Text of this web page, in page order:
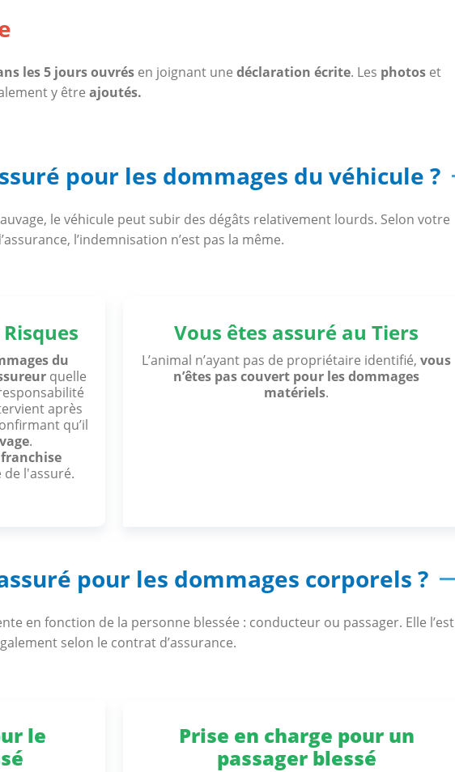
les 5 jours ouvrés en joignant une déclaration écrite. Les photos et
y être ajoutés.
pour les dommages du véhicule ?
le véhicule peut subir des dégâts relativement lourds. Selon votre
l’indemnisation n’est pas la même.
du
quelle
après
qu’il
.
franchise
l'assuré.
Vous êtes assuré au Tiers
L’animal n’ayant pas de propriétaire identifié, vous
n’êtes pas couvert pour les dommages
matériels.
pour les dommages corporels ?
en fonction de la personne blessée : conducteur ou passager. Elle l’est
selon le contrat d’assurance.
le
Prise en charge pour un
passager blessé